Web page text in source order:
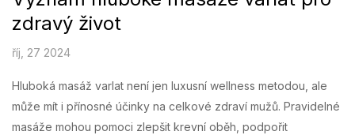
zdravý život
říj, 27 2024
Hluboká masáž varlat není jen luxusní wellness metodou, ale
může mít i přínosné účinky na celkové zdraví mužů. Pravidelné
masáže mohou pomoci zlepšit krevní oběh, podpořit